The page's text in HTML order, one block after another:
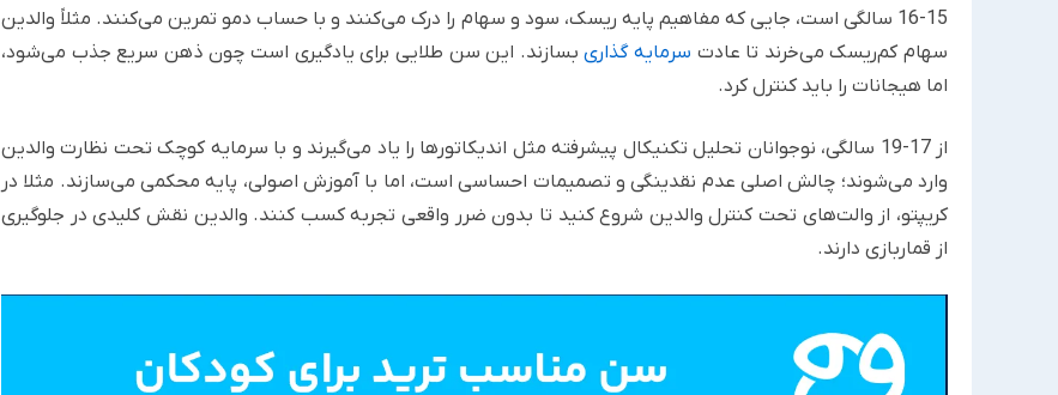
15-16 سالگی است، جایی که مفاهیم پایه ریسک، سود و سهام را درک می‌کنند و با حساب دمو تمرین می‌کنند. مثلاً والدین
سهام کم‌ریسک می‌خرند تا عادت سرمایه‌ گذاریبسازند. این سن طلایی برای یادگیری است چون ذهن سریع جذب می‌شود،
اما هیجانات را باید کنترل کرد.
از 17-19 سالگی، نوجوانان تحلیل تکنیکال پیشرفته مثل اندیکاتورها را یاد می‌گیرند و با سرمایه کوچک تحت نظارت والدین
وارد می‌شوند؛ چالش اصلی عدم نقدینگی و تصمیمات احساسی است، اما با آموزش اصولی، پایه محکمی می‌سازند. مثلا در
کریپتو، از والت‌های تحت کنترل والدین شروع کنید تا بدون ضرر واقعی تجربه کسب کنند. والدین نقش کلیدی در جلوگیری
از قماربازی دارند.